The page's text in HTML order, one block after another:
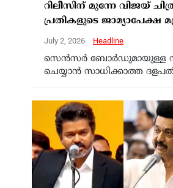
റിലീസിന് മുന്നേ വിജയ്
പ്രതികളുടെ ജാമ്യാപേക്ഷ
July 2, 2026 Headline
സെൻസർ ബോർഡുമായുള്ള
ചെയ്യാൻ സാധിക്കാത്ത